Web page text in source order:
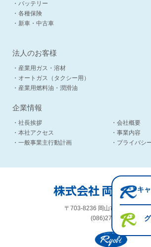
キ
・バッテリー
・各種保険
・新車・中古車
法人のお客様
・産業用ガス・溶材
・オートガス（タクシー用）
・産業用燃料油・潤滑油
企業情報
・社長挨拶
・会社概要
・本社アクセス
・事業内容
・一般事業主行動計画
・プライバシ
〒703-8236 岡山市中区国富1-2-
(086)272-2195